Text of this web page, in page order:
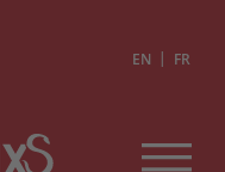
EN | FR